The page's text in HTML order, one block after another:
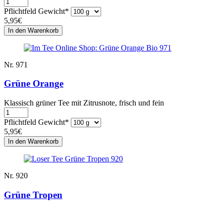
Pflichtfeld Gewicht*
5,95€
Nr. 971
Grüne Orange
Klassisch grüner Tee mit Zitrusnote, frisch und fein
Pflichtfeld Gewicht*
5,95€
Nr. 920
Grüne Tropen